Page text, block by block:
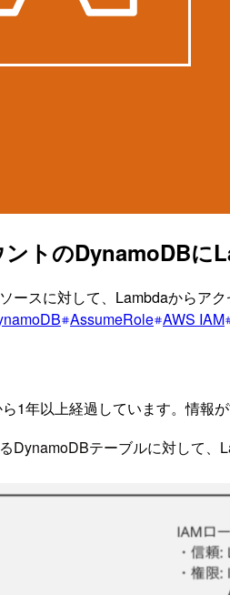
トのDynamoDB
ースに対して、Lambdaからアク
AssumeRole AWS IAM
1年以上経過しています。情報
DynamoDBテーブルに対して、